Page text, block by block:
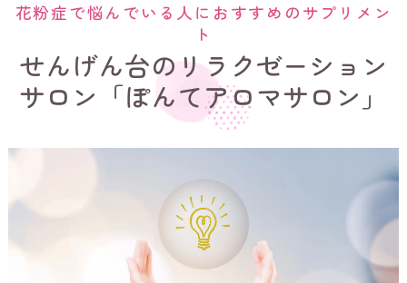
せんげん台のリラクゼーション
サロン「ぽんてアロマサロン」
花粉症で悩んでいる人におすすめのサプリメン
ト